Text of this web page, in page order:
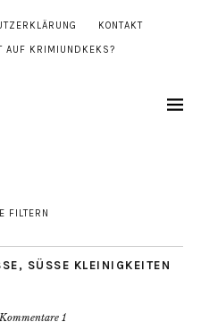
KONTAKT
AUF KRIMIUNDKEKS?
FILTERN
, SÜSSE KLEINIGKEITEN
Kommentare 1